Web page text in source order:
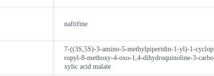
naftifine
7-((3S,5S)-3-amino-5-methylpiperidin-1-yl)-1-cyclop
ropyl-8-methoxy-4-oxo-1,4-dihydroquinoline-3-carbo
xylic acid malate